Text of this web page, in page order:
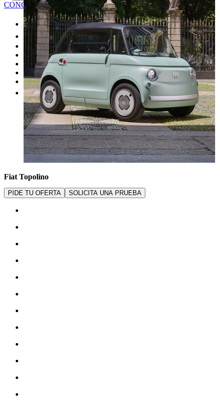
CONCESIONARIO
Coches nuevos
Coches de segunda mano
Nuestras promociones
Nuestras marcas
Cita Taller
Tasar coche gratis
Otros
Fiat Topolino
PIDE TU OFERTA SOLICITA UNA PRUEBA